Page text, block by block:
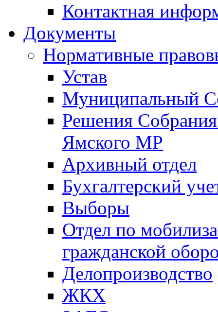
Контактная
Документы
Нормативные
Устав
Муниципальный
Решения
Ямского МР
Архивный отдел
Бухгалтерский
Выборы
Отдел по
гражданской
Делопроизводство
ЖКХ